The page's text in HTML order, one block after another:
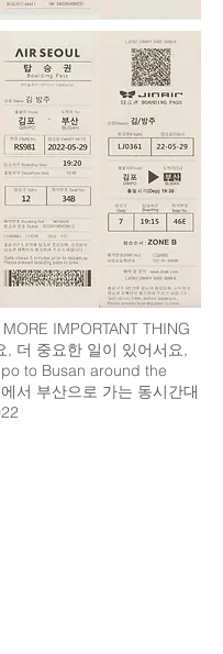
IMPORTANT THING
, 더 중요한 일이 있어서요,
to Busan around the
서 부산으로 가는 동시간대